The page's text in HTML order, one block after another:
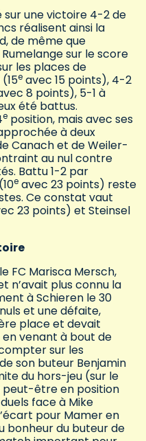
sur une victoire 4-2 de
réalisent ainsi la
de même que
sur le score
les places de
e avec 15 points), 4-2
8 points), 5-1 à
été battus.
e position, mais avec ses
à deux
Canach et de Weiler-
au nul contre
Battu 1-2 par
e avec 23 points) reste
Ce constat vaut
23 points) et Steinsel
FC Marisca Mersch,
n’avait plus connu la
à Schieren le 30
et une défaite,
place et devait
venant à bout de
sur les
son buteur Benjamin
du hors-jeu (sur le
peut-être en position
face à Mike
pour Mamer en
bonheur du buteur de